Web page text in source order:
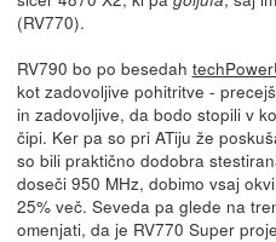
(RV770).
RV790 bo po besedah
kot zadovoljive pohitritve -
in zadovoljive, da bodo stopili v
čipi. Ker pa so pri ATiju že
so bili praktično dodobra
doseči 950 MHz, dobimo vsaj
25% več. Seveda pa glede na
omenjati, da je RV770 Super